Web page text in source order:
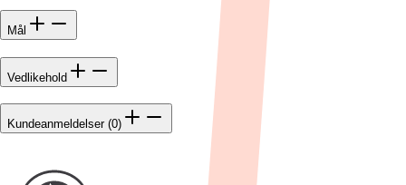
Mål
Vedlikehold
Kundeanmeldelser (0)